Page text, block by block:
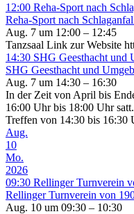
12:00 Reha-Sport nach
Reha-Sport nach
Aug. 7 um 12:00 – 12:45
Tanzsaal Link zur Website
14:30 SHG Geesthacht und
SHG Geesthacht und
Aug. 7 um 14:30 – 16:30
In der Zeit von April bis
16:00 Uhr bis 18:00 Uhr
Treffen von 14:30 bis 16:30
Aug.
10
Mo.
2026
09:30 Rellinger Turnverein
Rellinger Turnverein von
Aug. 10 um 09:30 – 10:30